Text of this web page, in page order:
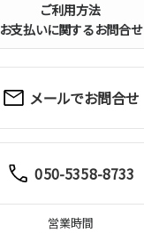
ご利用方法
お支払いに関するお問合せ
メールでお問合せ
050-5358-8733
営業時間